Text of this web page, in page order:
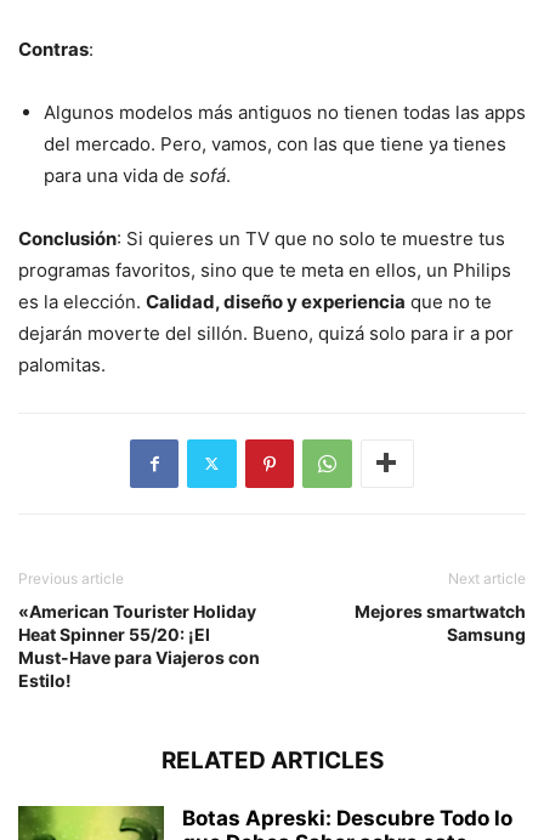
Contras:
Algunos modelos más antiguos no tienen todas las apps
del mercado. Pero, vamos, con las que tiene ya tienes
para una vida de sofá.
Conclusión: Si quieres un TV que no solo te muestre tus
programas favoritos, sino que te meta en ellos, un Philips
es la elección. Calidad, diseño y experiencia que no te
dejarán moverte del sillón. Bueno, quizá solo para ir a por
palomitas.
Previous article
«American Tourister Holiday
Heat Spinner 55/20: ¡El
Must-Have para Viajeros con
Estilo!
Next article
Mejores smartwatch
Samsung
RELATED ARTICLES
Botas Apreski: Descubre Todo lo